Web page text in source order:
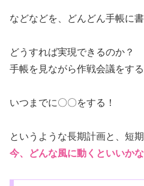
などなどを、どんどん手帳に
どうすれば実現できるのか？
手帳を見ながら作戦会議をす
いつまでに〇〇をする！
というような長期計画と、短
今、どんな風に動くといいかな